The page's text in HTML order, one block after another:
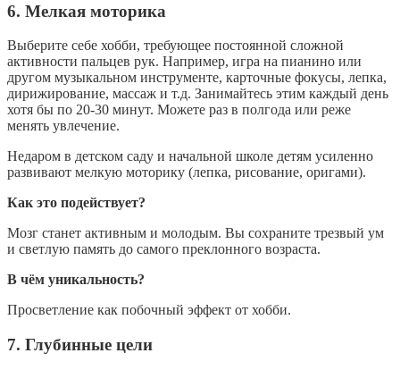
6. Мелкая моторика
Выберите себе хобби, требующее постоянной сложной
активности пальцев рук. Например, игра на пианино или
другом музыкальном инструменте, карточные фокусы, лепка,
дирижирование, массаж и т.д. Занимайтесь этим каждый день
хотя бы по 20-30 минут. Можете раз в полгода или реже
менять увлечение.
Недаром в детском саду и начальной школе детям усиленно
развивают мелкую моторику (лепка, рисование, оригами).
Как это подействует?
Мозг станет активным и молодым. Вы сохраните трезвый ум
и светлую память до самого преклонного возраста.
В чём уникальность?
Просветление как побочный эффект от хобби.
7. Глубинные цели